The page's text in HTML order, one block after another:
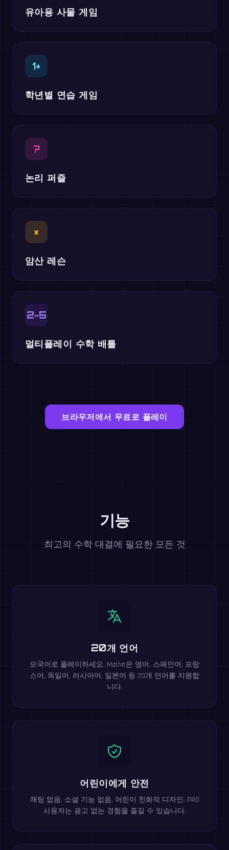
유아용 사물 게임
1+
학년별 연습 게임
?
논리 퍼즐
×
암산 레슨
2-5
멀티플레이 수학 배틀
브라우저에서 무료로 플레이
기능
최고의 수학 대결에 필요한 모든 것
20개 언어
모국어로 플레이하세요. MathIt은 영어, 스페인어, 프랑
스어, 독일어, 러시아어, 일본어 등 20개 언어를 지원합
니다.
어린이에게 안전
채팅 없음, 소셜 기능 없음, 어린이 친화적 디자인. PRO
사용자는 광고 없는 경험을 즐길 수 있습니다.